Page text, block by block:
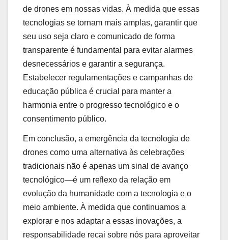
de drones em nossas vidas. À medida que essas
tecnologias se tornam mais amplas, garantir que
seu uso seja claro e comunicado de forma
transparente é fundamental para evitar alarmes
desnecessários e garantir a segurança.
Estabelecer regulamentações e campanhas de
educação pública é crucial para manter a
harmonia entre o progresso tecnológico e o
consentimento público.
Em conclusão, a emergência da tecnologia de
drones como uma alternativa às celebrações
tradicionais não é apenas um sinal de avanço
tecnológico—é um reflexo da relação em
evolução da humanidade com a tecnologia e o
meio ambiente. À medida que continuamos a
explorar e nos adaptar a essas inovações, a
responsabilidade recai sobre nós para aproveitar